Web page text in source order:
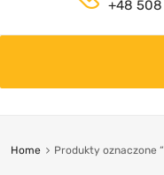
+48 508
Home Produkty oznaczone